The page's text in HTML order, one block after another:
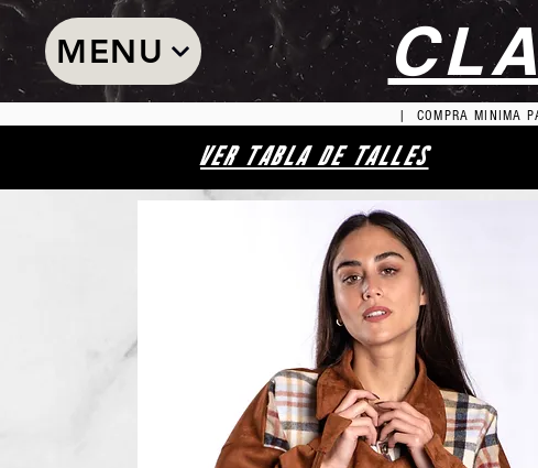
MENU
| COMPRA MINIMA
VER TABLA DE TALLES